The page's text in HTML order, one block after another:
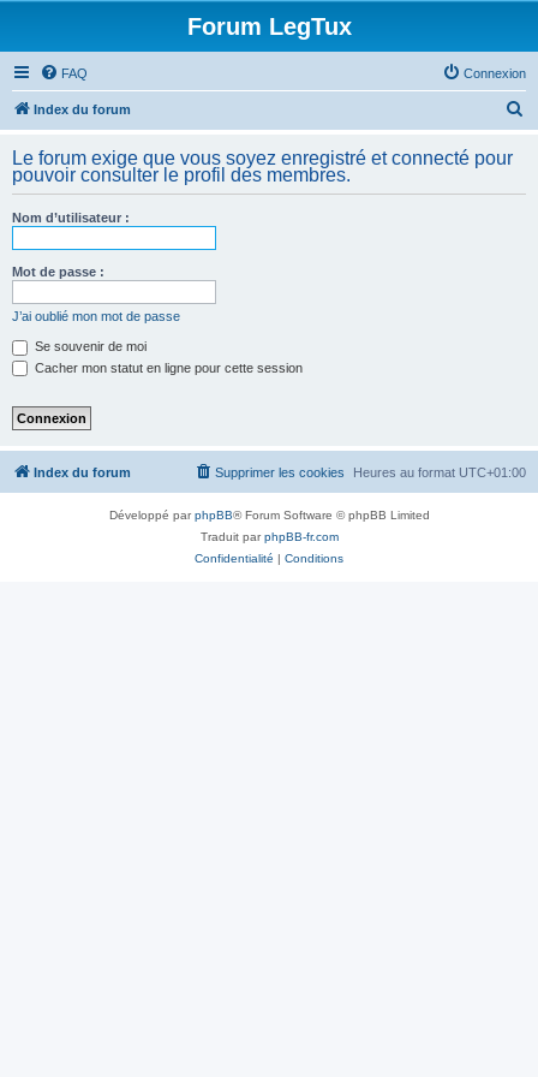
Forum LegTux
FAQ Connexion
Index du forum
h
Le forum exige que vous soyez enregistré et connecté pour
pouvoir consulter le profil des membres.
Nom d’utilisateur :
Mot de passe :
J’ai oublié mon mot de passe
Se souvenir de moi
Cacher mon statut en ligne pour cette session
Index du forum Heures au format UTC+01:00
Supprimer les cookies
Développé parphpBB® Forum Software © phpBB Limited
Traduit parphpBB-fr.com
Confidentialité | Conditions